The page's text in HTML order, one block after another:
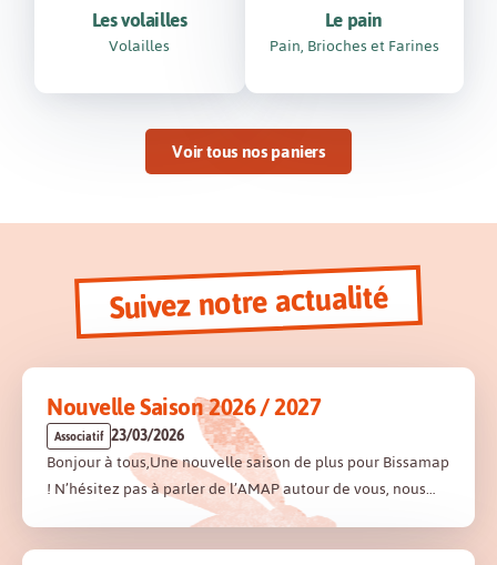
Les volailles
Volailles
Le pain
Pain, Brioches et Farines
Voir tous nos paniers
Suivez notre actualité
Nouvelle Saison 2026 / 2027
Associatif 23/03/2026
Bonjour à tous,Une nouvelle saison de plus pour Bissamap
! N’hésitez pas à parler de l’AMAP autour de vous, nous…